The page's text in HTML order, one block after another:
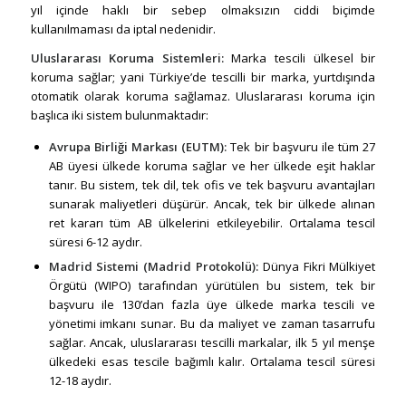
yıl içinde haklı bir sebep olmaksızın ciddi biçimde
kullanılmaması da iptal nedenidir.
Uluslararası Koruma Sistemleri:Marka tescili ülkesel bir
koruma sağlar; yani Türkiye’de tescilli bir marka, yurtdışında
otomatik olarak koruma sağlamaz. Uluslararası koruma için
başlıca iki sistem bulunmaktadır:
Avrupa Birliği Markası (EUTM): Tek bir başvuru ile tüm 27
AB üyesi ülkede koruma sağlar ve her ülkede eşit haklar
tanır. Bu sistem, tek dil, tek ofis ve tek başvuru avantajları
sunarak maliyetleri düşürür. Ancak, tek bir ülkede alınan
ret kararı tüm AB ülkelerini etkileyebilir. Ortalama tescil
süresi 6-12 aydır.
Madrid Sistemi (Madrid Protokolü): Dünya Fikri Mülkiyet
Örgütü (WIPO) tarafından yürütülen bu sistem, tek bir
başvuru ile 130’dan fazla üye ülkede marka tescili ve
yönetimi imkanı sunar. Bu da maliyet ve zaman tasarrufu
sağlar. Ancak, uluslararası tescilli markalar, ilk 5 yıl menşe
ülkedeki esas tescile bağımlı kalır. Ortalama tescil süresi
12-18 aydır.